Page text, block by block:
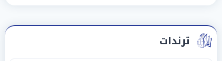
ترندات